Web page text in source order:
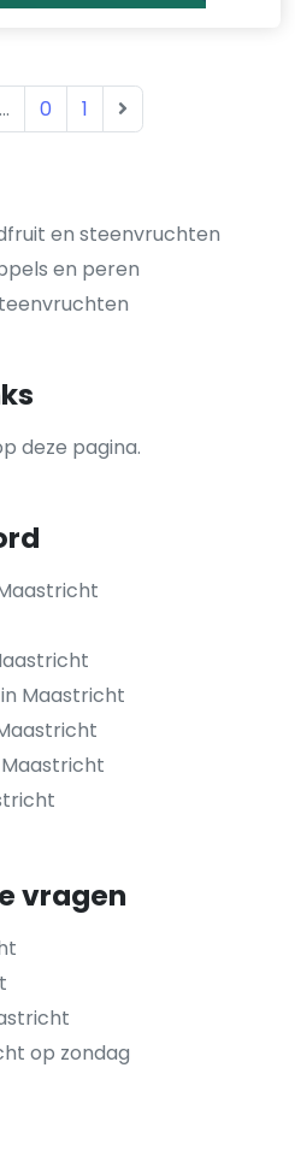
en steenvruchten
en peren
deze pagina.
Maastricht
vragen
op zondag
... 0 1